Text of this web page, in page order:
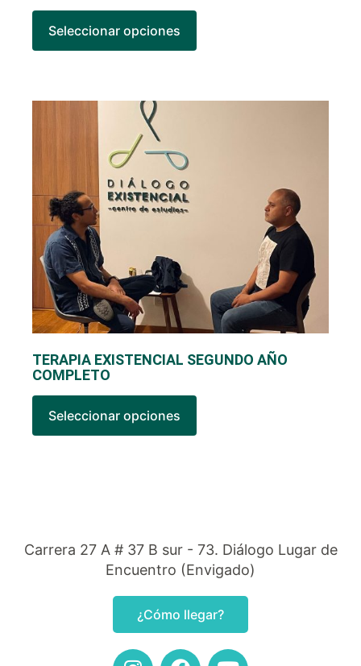
Seleccionar opciones
TERAPIA EXISTENCIAL SEGUNDO AÑO
COMPLETO
Seleccionar opciones
Carrera 27 A # 37 B sur - 73. Diálogo Lugar de
Encuentro (Envigado)
¿Cómo llegar?